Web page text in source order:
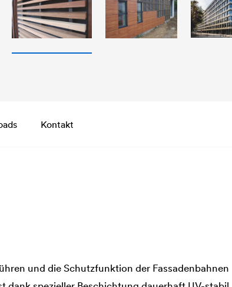
Kontakt
und die Schutzfunktion der Fassadenbahnen